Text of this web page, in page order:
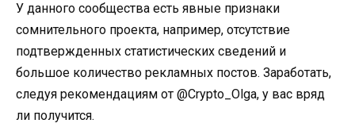
У данного сообщества есть явные признаки
сомнительного проекта, например, отсутствие
подтвержденных статистических сведений и
большое количество рекламных постов. Заработать,
следуя рекомендациям от @Crypto_Olga, у вас вряд
ли получится.